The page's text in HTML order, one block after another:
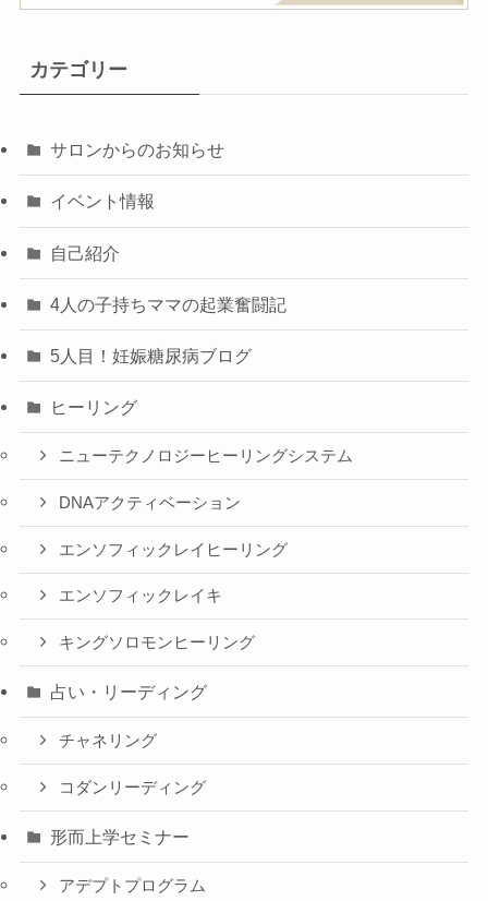
カテゴリー
サロンからのお知らせ
イベント情報
自己紹介
4人の子持ちママの起業奮闘記
5人目！妊娠糖尿病ブログ
ヒーリング
ニューテクノロジーヒーリングシステム
DNAアクティベーション
エンソフィックレイヒーリング
エンソフィックレイキ
キングソロモンヒーリング
占い・リーディング
チャネリング
コダンリーディング
形而上学セミナー
アデプトプログラム